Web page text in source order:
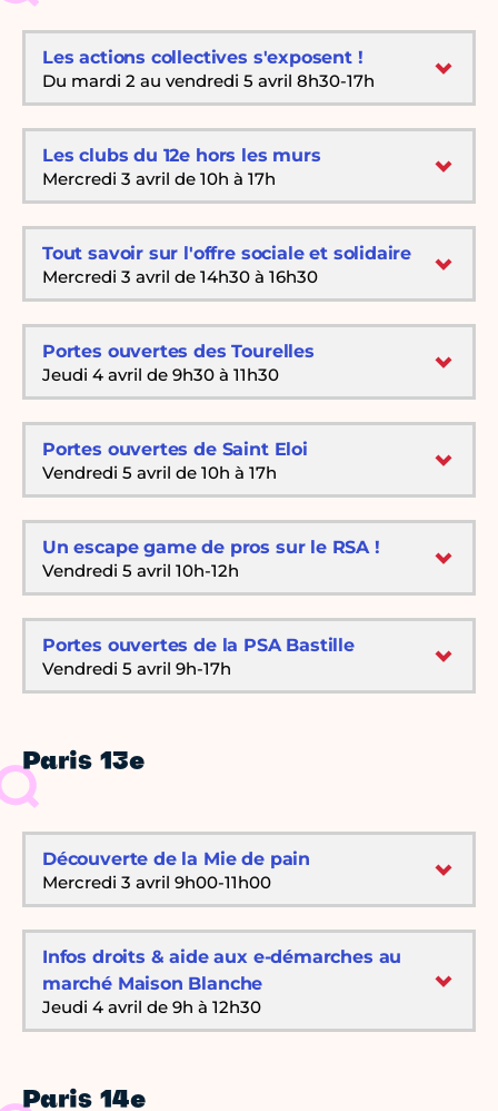
Les actions collectives s'exposent !
Du mardi 2 au vendredi 5 avril 8h30-17h
Les clubs du 12e hors les murs
Mercredi 3 avril de 10h à 17h
Tout savoir sur l'offre sociale et solidaire
Mercredi 3 avril de 14h30 à 16h30
Portes ouvertes des Tourelles
Jeudi 4 avril de 9h30 à 11h30
Portes ouvertes de Saint Eloi
Vendredi 5 avril de 10h à 17h
Un escape game de pros sur le RSA !
Vendredi 5 avril 10h-12h
Portes ouvertes de la PSA Bastille
Vendredi 5 avril 9h-17h
Paris 13e
Découverte de la Mie de pain
Mercredi 3 avril 9h00-11h00
Infos droits & aide aux e-démarches au
marché Maison Blanche
Jeudi 4 avril de 9h à 12h30
Paris 14e